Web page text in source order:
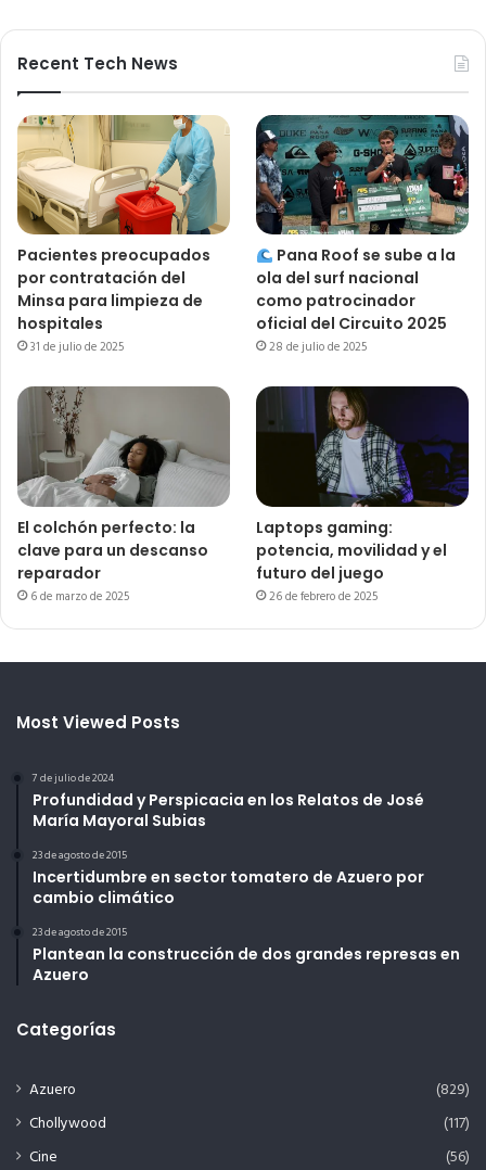
Recent Tech News
Pacientes preocupados
por contratación del
Minsa para limpieza de
hospitales
31 de julio de 2025
Pana Roof se sube a la
ola del surf nacional
como patrocinador
oficial del Circuito 2025
28 de julio de 2025
El colchón perfecto: la
clave para un descanso
reparador
6 de marzo de 2025
Laptops gaming:
potencia, movilidad y el
futuro del juego
26 de febrero de 2025
Most Viewed Posts
7 de julio de 2024
Profundidad y Perspicacia en los Relatos de José
María Mayoral Subias
23 de agosto de 2015
Incertidumbre en sector tomatero de Azuero por
cambio climático
23 de agosto de 2015
Plantean la construcción de dos grandes represas en
Azuero
Categorías
Azuero
(829)
Chollywood
(117)
Cine
(56)